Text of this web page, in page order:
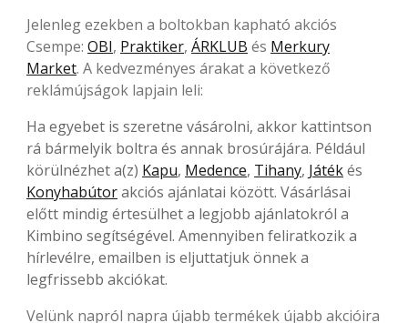
Jelenleg ezekben a boltokban kapható akciós
Csempe: OBI, Praktiker, ÁRKLUB és Merkury
Market. A kedvezményes árakat a következő
reklámújságok lapjain leli:
Ha egyebet is szeretne vásárolni, akkor kattintson
rá bármelyik boltra és annak brosúrájára. Például
körülnézhet a(z) Kapu, Medence, Tihany, Játékés
Konyhabútorakciós ajánlatai között. Vásárlásai
előtt mindig értesülhet a legjobb ajánlatokról a
Kimbino segítségével. Amennyiben feliratkozik a
hírlevélre, emailben is eljuttatjuk önnek a
legfrissebb akciókat.
Velünk napról napra újabb termékek újabb akcióira